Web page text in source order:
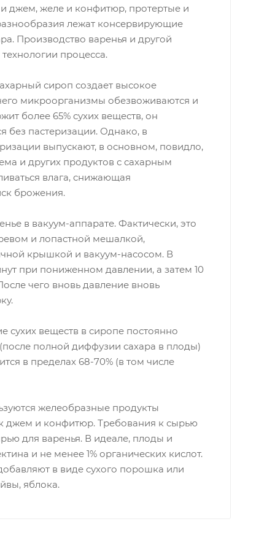
джем, желе и конфитюр, протертые и
лежат консервирующие
Производство варенья и другой
процесса.
сироп создает высокое
микроорганизмы обезвоживаются и
более 65% сухих веществ, он
без пастеризации. Однако, в
выпускают, в основном, повидло,
и других продуктов с сахарным
влага, снижающая
брожения.
в вакуум-аппарате. Фактически, это
и лопастной мешалкой,
крышкой и вакуум-насосом. В
при пониженном давлении, а затем 10
чего вновь давление вновь
сухих веществ в сиропе постоянно
полной диффузии сахара в плоды)
в пределах 68-70% (в том числе
желеобразные продукты
джем и конфитюр. Требования к сырью
для варенья. В идеале, плоды и
и не менее 1% органических кислот.
в виде сухого порошка или
яблока.